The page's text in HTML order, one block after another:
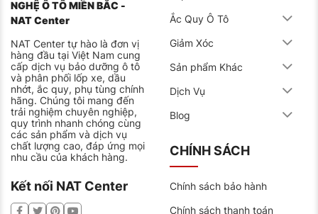
NGHỆ Ô TÔ MIỀN BẮC -
NAT Center
NAT Center tự hào là đơn vị
hàng đầu tại Việt Nam cung
cấp dịch vụ bảo dưỡng ô tô
và phân phối lốp xe, dầu
nhớt, ắc quy, phụ tùng chính
hãng. Chúng tôi mang đến
trải nghiệm chuyên nghiệp,
quy trình nhanh chóng cùng
các sản phẩm và dịch vụ
chất lượng cao, đáp ứng mọi
nhu cầu của khách hàng.
Kết nối NAT Center
Ắc Quy Ô Tô
Giảm Xóc
Sản phẩm Khác
Dịch Vụ
Blog
CHÍNH SÁCH
Chính sách bảo hành
Chính sách thanh toán